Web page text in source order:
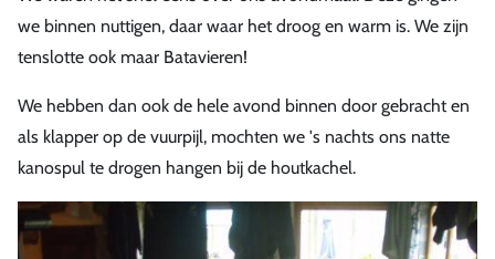
we binnen nuttigen, daar waar het droog en warm is. We zijn
tenslotte ook maar Batavieren!
We hebben dan ook de hele avond binnen door gebracht en
als klapper op de vuurpijl, mochten we 's nachts ons natte
kanospul te drogen hangen bij de houtkachel.